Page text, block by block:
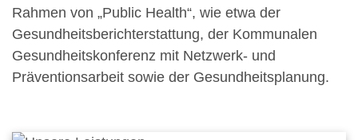
Rahmen von „Public Health“, wie etwa der
Gesundheitsberichterstattung, der Kommunalen
Gesundheitskonferenz mit Netzwerk- und
Präventionsarbeit sowie der Gesundheitsplanung.